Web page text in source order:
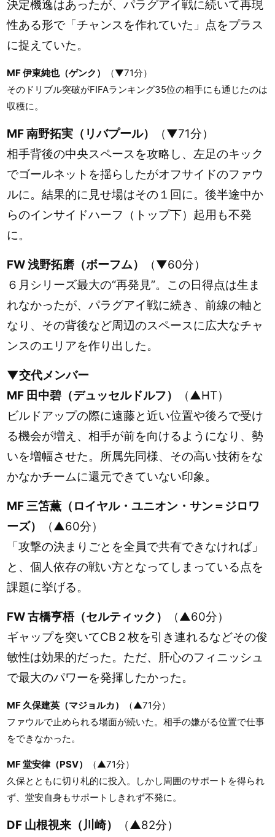
決定機逸はあったが、パラグアイ戦に続いて再現
性ある形で「チャンスを作れていた」点をプラス
に捉えていた。
MF 伊東純也（ゲンク）
（▼71分）
そのドリブル突破がFIFAランキング35位の相手にも通じたのは
収穫に。
MF 南野拓実（リバプール）
（▼71分）
相手背後の中央スペースを攻略し、左足のキック
でゴールネットを揺らしたがオフサイドのファウ
ルに。結果的に見せ場はその１回に。後半途中か
らのインサイドハーフ（トップ下）起用も不発
に。
FW 浅野拓磨（ボーフム）
（▼60分）
６月シリーズ最大の“再発見”。この日得点は生ま
れなかったが、パラグアイ戦に続き、前線の軸と
なり、その背後など周辺のスペースに広大なチャ
ンスのエリアを作り出した。
▼交代メンバー
MF 田中碧（デュッセルドルフ）
（▲HT）
ビルドアップの際に遠藤と近い位置や後ろで受け
る機会が増え、相手が前を向けるようになり、勢
いを増幅させた。所属先同様、その高い技術をな
かなかチームに還元できていない印象。
MF 三笘薫（ロイヤル・ユニオン・サン＝ジロワ
ーズ）
（▲60分）
「攻撃の決まりごとを全員で共有できなければ」
と、個人依存の戦い方となってしまっている点を
課題に挙げる。
FW 古橋亨梧（セルティック）
（▲60分）
ギャップを突いてCB２枚を引き連れるなどその俊
敏性は効果的だった。ただ、肝心のフィニッシュ
で最大のパワーを発揮したかった。
MF 久保建英（マジョルカ）
（▲71分）
ファウルで止められる場面が続いた。相手の嫌がる位置で仕事
をできなかった。
MF 堂安律（PSV）
（▲71分）
久保とともに切り札的に投入。しかし周囲のサポートを得られ
ず、堂安自身もサポートしきれず不発に。
DF 山根視来（川崎）
（▲82分）